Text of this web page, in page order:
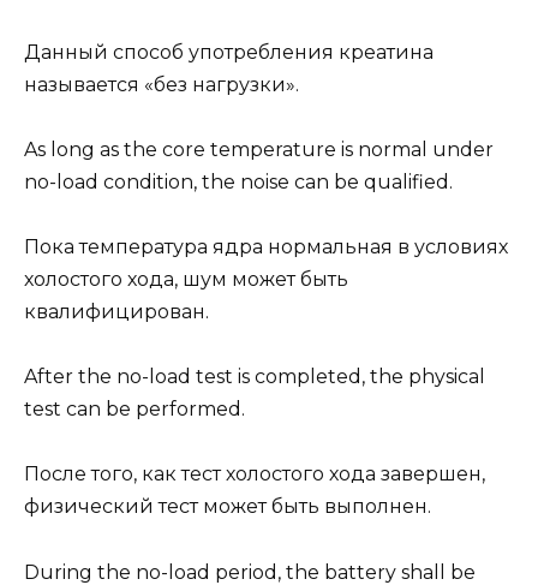
Данный способ употребления креатина
называется «без нагрузки».
As long as the core temperature is normal under
no-load condition, the noise can be qualified.
Пока температура ядра нормальная в условиях
холостого хода, шум может быть
квалифицирован.
After the no-load test is completed, the physical
test can be performed.
После того, как тест холостого хода завершен,
физический тест может быть выполнен.
During the no-load period, the battery shall be